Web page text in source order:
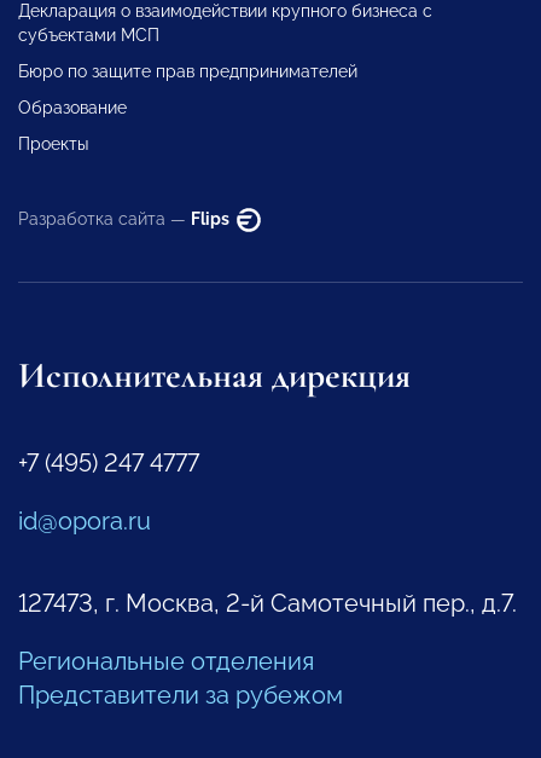
Декларация о взаимодействии крупного бизнеса с
субъектами МСП
Бюро по защите прав предпринимателей
Образование
Проекты
Разработка сайта — Flips
Исполнительная дирекция
+7 (495) 247 4777
id@opora.ru
127473, г. Москва, 2-й Самотечный пер., д.7.
Региональные отделения
Представители за рубежом